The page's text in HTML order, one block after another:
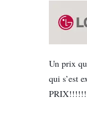
Un prix
qui s’est